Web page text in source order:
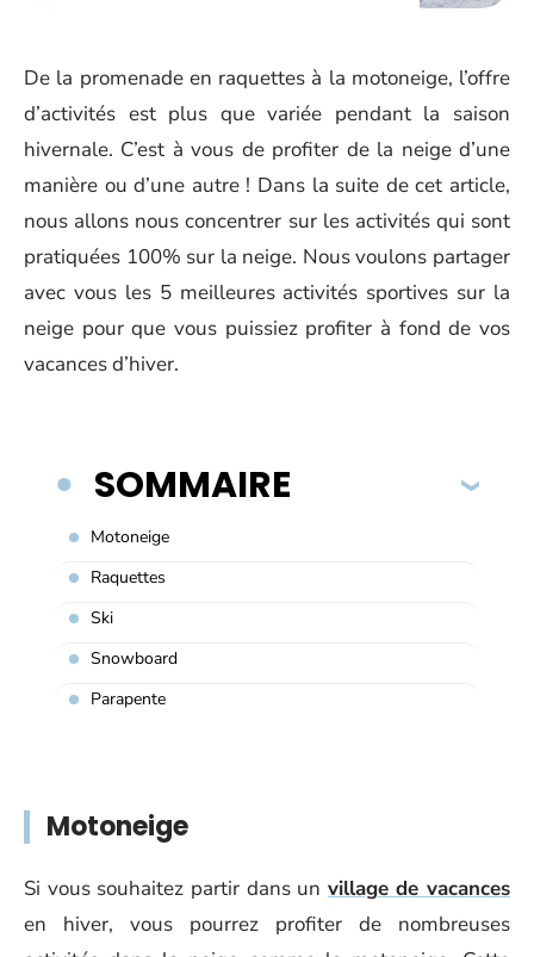
De la promenade en raquettes à la motoneige, l’offre
d’activités est plus que variée pendant la saison
hivernale. C’est à vous de profiter de la neige d’une
manière ou d’une autre ! Dans la suite de cet article,
nous allons nous concentrer sur les activités qui sont
pratiquées 100% sur la neige. Nous voulons partager
avec vous les 5 meilleures activités sportives sur la
neige pour que vous puissiez profiter à fond de vos
vacances d’hiver.
SOMMAIRE
Motoneige
Raquettes
Ski
Snowboard
Parapente
Motoneige
Si vous souhaitez partir dans un village de vacances
en hiver, vous pourrez profiter de nombreuses